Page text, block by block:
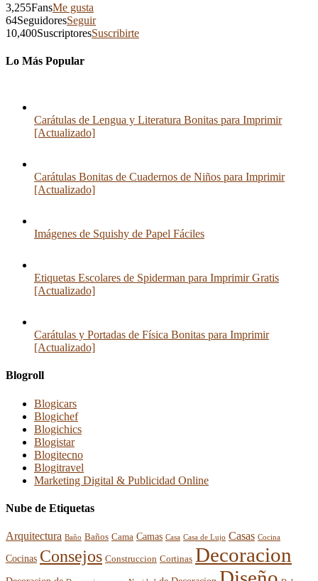
3,255FansMe gusta
64SeguidoresSeguir
10,400SuscriptoresSuscribirte
Lo Más Popular
Carátulas de Lengua y Literatura Bonitas para Imprimir
[Actualizado]
Carátulas Bonitas de Cuadernos de Niños para Imprimir
[Actualizado]
Imágenes de Squishy de Papel Fáciles
Etiquetas Escolares de Spiderman para Imprimir Gratis
[Actualizado]
Carátulas y Portadas de Física Bonitas para Imprimir
[Actualizado]
Blogroll
Blogicars
Blogichef
Blogichics
Blogistar
Blogitecno
Blogitravel
Marketing Digital & Publicidad Online
Nube de Etiquetas
Arquitectura Baño Baños Cama Camas Casa Casa de Lujo Casas Cocina
Cocinas Consejos Construccion Cortinas Decoracion